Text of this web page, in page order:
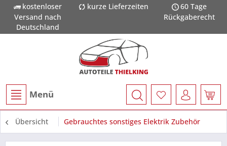
kostenloser
Versand nach
Deutschland
kurze Lieferzeiten
60 Tage
Rückgaberecht
Menü
Übersicht Gebrauchtes sonstiges Elektrik Zubehör